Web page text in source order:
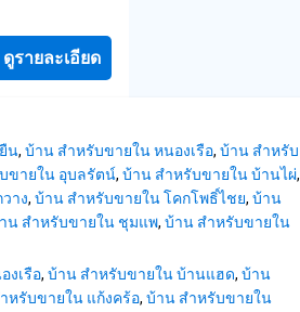
ก่นใกล้บึง
บพร้อมอยู่
ลัยขอนแก่น
ขอนแก่น
📞 สนใจ
อนแก่น #โฮม
วิทยาลัย
ยบ้านเดี่ยว
ดูรายละเอียด
น, บ้าน สำหรับขายใน หนองเรือ, บ้าน สำหรับ
ขายใน อุบลรัตน์, บ้าน สำหรับขายใน บ้านไผ่,
าง, บ้าน สำหรับขายใน โคกโพธิ์ไชย, บ้าน
น สำหรับขายใน ชุมแพ, บ้าน สำหรับขายใน
งเรือ, บ้าน สำหรับขายใน บ้านแฮด, บ้าน
หรับขายใน แก้งคร้อ, บ้าน สำหรับขายใน